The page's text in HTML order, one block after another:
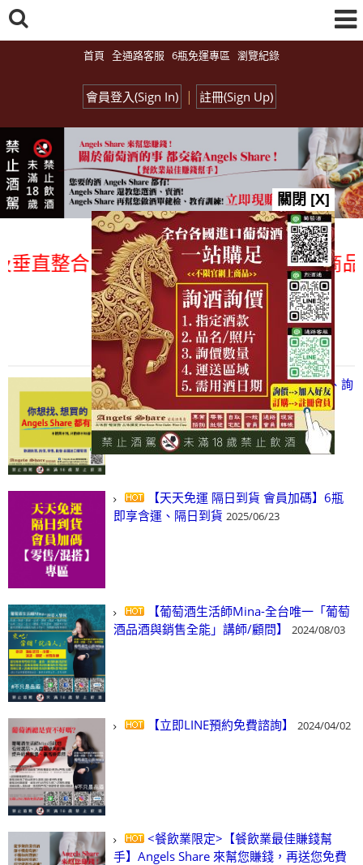
首頁 全通路客服 6瓶免運專區 瀏覽紀錄
會員登入(Sign In) | 註冊(Sign Up)
整合、一次購足」各國進口酒類商品 專
總覽-促銷&活動
all events
【凡酒問Angels Share】線上選酒、詢
(尋)酒、詢價、零售、批發，看這裡!
2024/03/01
【天天免運 隔日到貨 會員加碼】6瓶
即享含運、隔日到貨 2025/06/23
【葡萄酒生活師Mina-全台唯一「葡萄
酒品酒與銷售全能」講師/顧問】
2024/08/03
【立即LINE預約免費諮詢】 2024/04/02
<餐飲業限定>【餐飲業最佳賺錢幫
手】Angels Share 來幫您賺錢，再送您免費
關閉 [X]